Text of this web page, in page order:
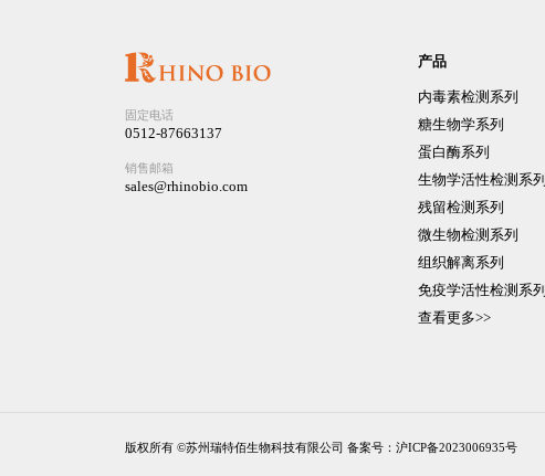
固定电话
0512-87663137
销售邮箱
sales@rhinobio.com
产品
内毒素检测系列
糖生物学系列
蛋白酶系列
生物学活性检测系列
残留检测系列
微生物检测系列
组织解离系列
免疫学活性检测系列
查看更多>>
版权所有 ©苏州瑞特佰生物科技有限公司备案号：沪ICP备2023006935号